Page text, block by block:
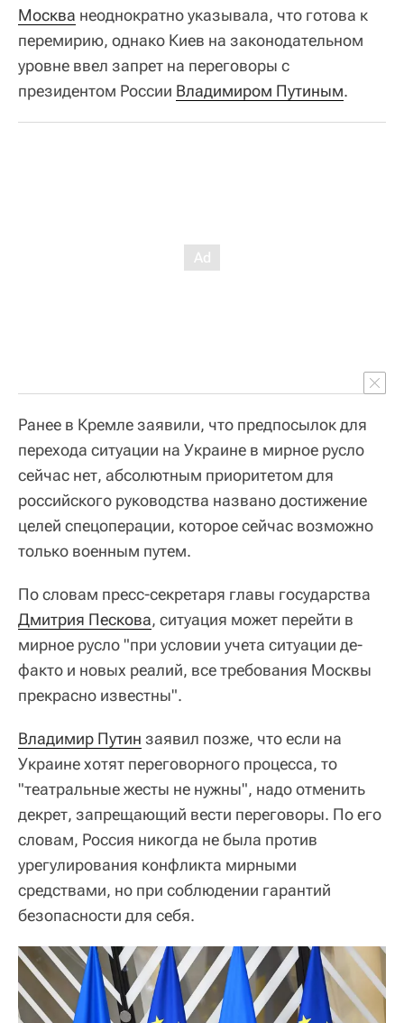
Москва неоднократно указывала, что готова к
перемирию, однако Киев на законодательном
уровне ввел запрет на переговоры с
президентом России Владимиром Путиным.
Ранее в Кремле заявили, что предпосылок для
перехода ситуации на Украине в мирное русло
сейчас нет, абсолютным приоритетом для
российского руководства названо достижение
целей спецоперации, которое сейчас возможно
только военным путем.
По словам пресс-секретаря главы государства
Дмитрия Пескова, ситуация может перейти в
мирное русло "при условии учета ситуации де-
факто и новых реалий, все требования Москвы
прекрасно известны".
Владимир Путин заявил позже, что если на
Украине хотят переговорного процесса, то
"театральные жесты не нужны", надо отменить
декрет, запрещающий вести переговоры. По его
словам, Россия никогда не была против
урегулирования конфликта мирными
средствами, но при соблюдении гарантий
безопасности для себя.